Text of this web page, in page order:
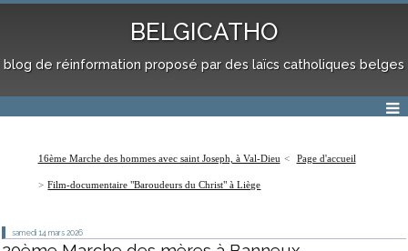
BELGICATHO
blog de réinformation proposé par des laïcs catholiques belges
16ème Marche des hommes avec saint Joseph, à Val-Dieu Page d'accueil
Film-documentaire "Baroudeurs du Christ" à Liège
samedi 14 mars 2026